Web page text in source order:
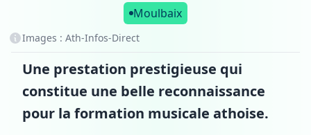
Moulbaix
Images : Ath-Infos-Direct
Une prestation prestigieuse qui
constitue une belle reconnaissance
pour la formation musicale athoise.